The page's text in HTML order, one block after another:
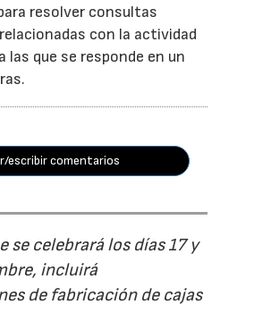
resolver consultas
con la actividad
las que se responde en un
escribir comentarios
se celebrará los días 17 y
incluirá
de fabricación de cajas